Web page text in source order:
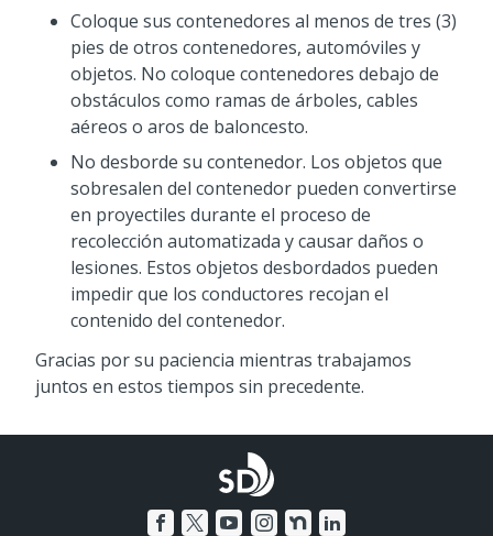
Coloque sus contenedores al menos de tres (3)
pies de otros contenedores, automóviles y
objetos. No coloque contenedores debajo de
obstáculos como ramas de árboles, cables
aéreos o aros de baloncesto.
No desborde su contenedor. Los objetos que
sobresalen del contenedor pueden convertirse
en proyectiles durante el proceso de
recolección automatizada y causar daños o
lesiones. Estos objetos desbordados pueden
impedir que los conductores recojan el
contenido del contenedor.
Gracias por su paciencia mientras trabajamos
juntos en estos tiempos sin precedente.